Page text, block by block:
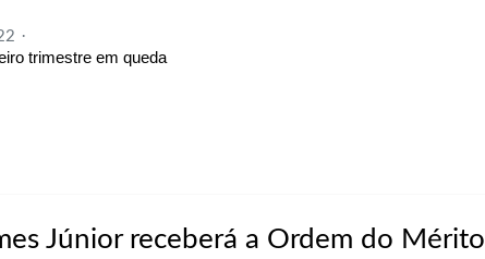
trimestre em queda
Júnior receberá a Ordem do Mérito